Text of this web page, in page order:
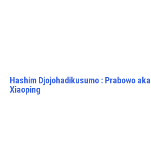
Hashim Djojohadikusumo : Prabowo
Xiaoping